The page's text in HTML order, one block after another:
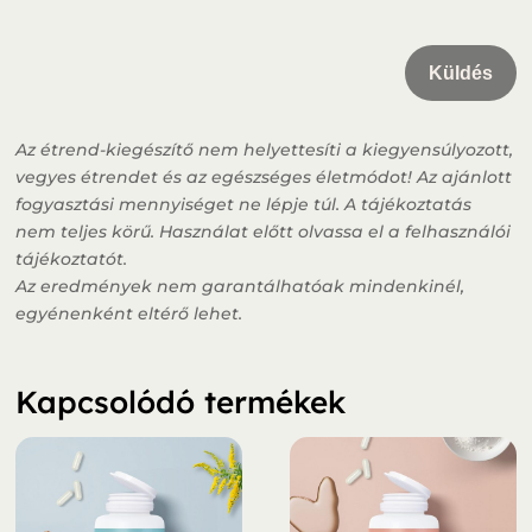
Küldés
Az étrend-kiegészítő nem helyettesíti a kiegyensúlyozott,
vegyes étrendet és az egészséges életmódot! Az ajánlott
fogyasztási mennyiséget ne lépje túl. A tájékoztatás
nem teljes körű. Használat előtt olvassa el a felhasználói
tájékoztatót.
Az eredmények nem garantálhatóak mindenkinél,
egyénenként eltérő lehet.
Kapcsolódó termékek